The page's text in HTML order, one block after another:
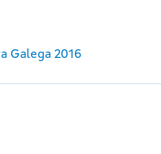
Galega 2016